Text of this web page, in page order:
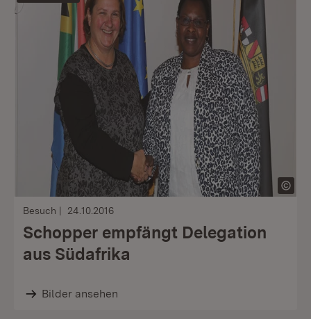
Besuch 24.10.2016
Schopper empfängt Delegation
aus Südafrika
Bilder ansehen